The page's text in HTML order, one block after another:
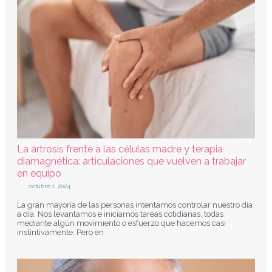
La artrosis frente a las células madre y terapia
diamagnética: articulaciones que vuelven a trabajar
en equipo
octubre 1, 2024
La gran mayoría de las personas intentamos controlar nuestro día
a día. Nos levantamos e iniciamos tareas cotidianas, todas
mediante algún movimiento o esfuerzo que hacemos casi
instintivamente. Pero en